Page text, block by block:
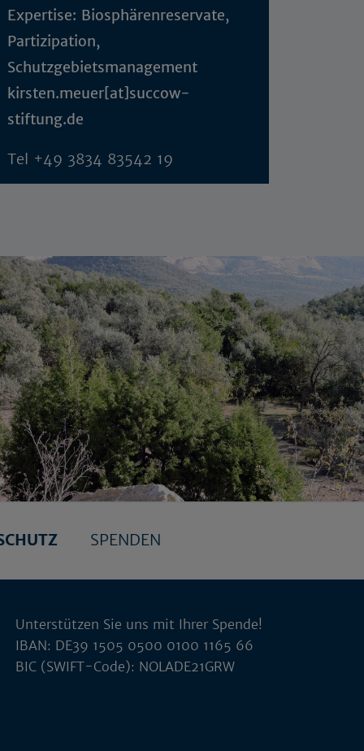
Expertise: Biosphärenreservate,
Partizipation,
Schutzgebietsmanagement
kirsten.meuer[at]succow-
stiftung.de
Tel +49 3834 83542 19
SPENDEN
Unterstützen Sie uns mit Ihrer Spende!
IBAN: DE39 1505 0500 0100 1165 66
BIC (SWIFT-Code): NOLADE21GRW